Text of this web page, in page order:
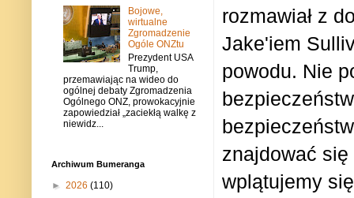
rozmawiał z
Jake'iem
powodu. Nie
znajdować
wplątujemy
Bojowe,
wirtualne
Zgromadzenie
Ogóle ONZtu
Prezydent USA
Trump,
przemawiając na wideo do
ogólnej debaty Zgromadzenia
Ogólnego ONZ, prowokacyjnie
zapowiedział „zaciekłą walkę z
niewidz...
Archiwum Bumeranga
► 2026 (110)